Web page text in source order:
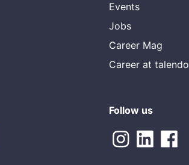
Events
Jobs
Career Mag
Career at talendo
Follow us